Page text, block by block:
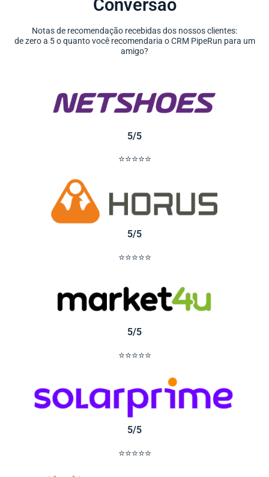
Conversão
Notas de recomendação recebidas dos nossos clientes:
de zero a 5 o quanto você recomendaria o CRM PipeRun para um
amigo?
5/5
⭐⭐⭐⭐⭐
5/5
⭐⭐⭐⭐⭐
5/5
⭐⭐⭐⭐⭐
5/5
⭐⭐⭐⭐⭐